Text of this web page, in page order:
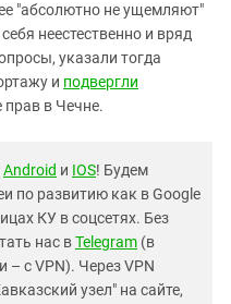
"абсолютно не ущемляют"
неестественно и вряд
указали тогда
и подвергли
прав в Чечне.
Android и IOS! Будем
по развитию как в Google
КУ в соцсетях. Без
нас вTelegram (в
– с VPN). Через VPN
узел" на сайте,